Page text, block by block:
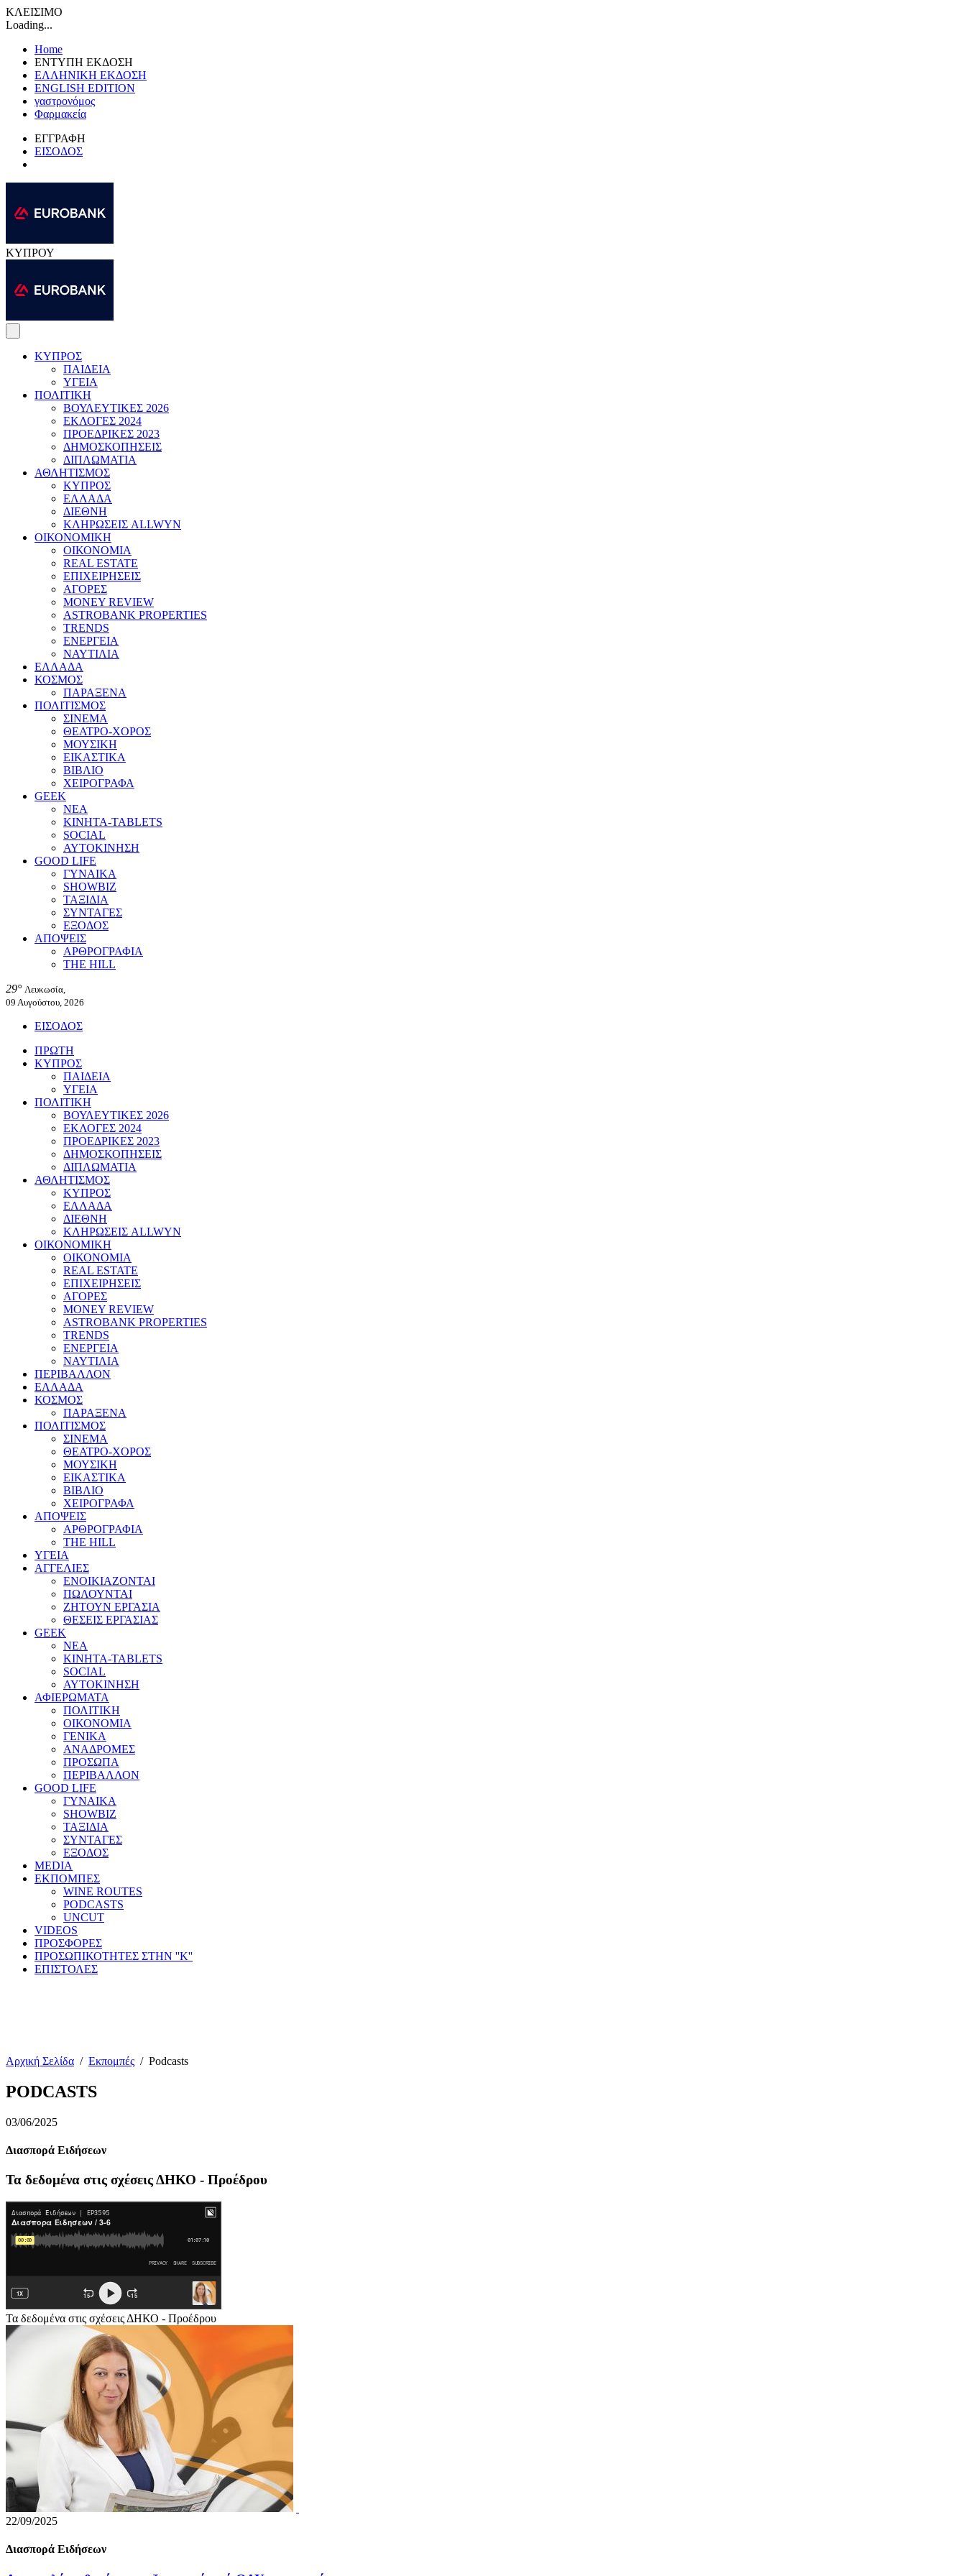
ΚΛΕΙΣΙΜΟ
Loading...
Home
ΕΝΤΥΠΗ ΕΚΔΟΣΗ
ΕΛΛΗΝΙΚΗ ΕΚΔΟΣΗ
ENGLISH EDITION
γαστρονόμος
Φαρμακεία
ΕΓΓΡΑΦΗ
ΕΙΣΟΔΟΣ
ΚΥΠΡΟΥ
ΚΥΠΡΟΣ
ΠΑΙΔΕΙΑ
ΥΓΕΙΑ
ΠΟΛΙΤΙΚΗ
ΒΟΥΛΕΥΤΙΚΕΣ 2026
ΕΚΛΟΓΕΣ 2024
ΠΡΟΕΔΡΙΚΕΣ 2023
ΔΗΜΟΣΚΟΠΗΣΕΙΣ
ΔΙΠΛΩΜΑΤΙΑ
ΑΘΛΗΤΙΣΜΟΣ
ΚΥΠΡΟΣ
ΕΛΛΑΔΑ
ΔΙΕΘΝΗ
ΚΛΗΡΩΣΕΙΣ ALLWYN
ΟΙΚΟΝΟΜΙΚΗ
ΟΙΚΟΝΟΜΙΑ
REAL ESTATE
ΕΠΙΧΕΙΡΗΣΕΙΣ
ΑΓΟΡΕΣ
MONEY REVIEW
ASTROBANK PROPERTIES
TRENDS
ΕΝΕΡΓΕΙΑ
ΝΑΥΤΙΛΙΑ
ΕΛΛΑΔΑ
ΚΟΣΜΟΣ
ΠΑΡΑΞΕΝΑ
ΠΟΛΙΤΙΣΜΟΣ
ΣΙΝΕΜΑ
ΘΕΑΤΡΟ-ΧΟΡΟΣ
ΜΟΥΣΙΚΗ
ΕΙΚΑΣΤΙΚΑ
ΒΙΒΛΙΟ
ΧΕΙΡΟΓΡΑΦΑ
GEEK
ΝΕΑ
ΚΙΝΗΤΑ-TABLETS
SOCIAL
ΑΥΤΟΚΙΝΗΣΗ
GOOD LIFE
ΓΥΝΑΙΚΑ
SHOWBIZ
ΤΑΞΙΔΙΑ
ΣΥΝΤΑΓΕΣ
ΕΞΟΔΟΣ
ΑΠΟΨΕΙΣ
ΑΡΘΡΟΓΡΑΦΙΑ
THE HILL
29° Λευκωσία,
09 Αυγούστου, 2026
ΕΙΣΟΔΟΣ
ΠΡΩΤΗ
ΚΥΠΡΟΣ
ΠΑΙΔΕΙΑ
ΥΓΕΙΑ
ΠΟΛΙΤΙΚΗ
ΒΟΥΛΕΥΤΙΚΕΣ 2026
ΕΚΛΟΓΕΣ 2024
ΠΡΟΕΔΡΙΚΕΣ 2023
ΔΗΜΟΣΚΟΠΗΣΕΙΣ
ΔΙΠΛΩΜΑΤΙΑ
ΑΘΛΗΤΙΣΜΟΣ
ΚΥΠΡΟΣ
ΕΛΛΑΔΑ
ΔΙΕΘΝΗ
ΚΛΗΡΩΣΕΙΣ ALLWYN
ΟΙΚΟΝΟΜΙΚΗ
ΟΙΚΟΝΟΜΙΑ
REAL ESTATE
ΕΠΙΧΕΙΡΗΣΕΙΣ
ΑΓΟΡΕΣ
MONEY REVIEW
ASTROBANK PROPERTIES
TRENDS
ΕΝΕΡΓΕΙΑ
ΝΑΥΤΙΛΙΑ
ΠΕΡΙΒΑΛΛΟΝ
ΕΛΛΑΔΑ
ΚΟΣΜΟΣ
ΠΑΡΑΞΕΝΑ
ΠΟΛΙΤΙΣΜΟΣ
ΣΙΝΕΜΑ
ΘΕΑΤΡΟ-ΧΟΡΟΣ
ΜΟΥΣΙΚΗ
ΕΙΚΑΣΤΙΚΑ
ΒΙΒΛΙΟ
ΧΕΙΡΟΓΡΑΦΑ
ΑΠΟΨΕΙΣ
ΑΡΘΡΟΓΡΑΦΙΑ
THE HILL
ΥΓΕΙΑ
ΑΓΓΕΛΙΕΣ
ΕΝΟΙΚΙΑΖΟΝΤΑΙ
ΠΩΛΟΥΝΤΑΙ
ΖΗΤΟΥΝ ΕΡΓΑΣΙΑ
ΘΕΣΕΙΣ ΕΡΓΑΣΙΑΣ
GEEK
ΝΕΑ
ΚΙΝΗΤΑ-TABLETS
SOCIAL
ΑΥΤΟΚΙΝΗΣΗ
ΑΦΙΕΡΩΜΑΤΑ
ΠΟΛΙΤΙΚΗ
ΟΙΚΟΝΟΜΙΑ
ΓΕΝΙΚΑ
ΑΝΑΔΡΟΜΕΣ
ΠΡΟΣΩΠΑ
ΠΕΡΙΒΑΛΛΟΝ
GOOD LIFE
ΓΥΝΑΙΚΑ
SHOWBIZ
ΤΑΞΙΔΙΑ
ΣΥΝΤΑΓΕΣ
ΕΞΟΔΟΣ
MEDIA
ΕΚΠΟΜΠΕΣ
WINE ROUTES
PODCASTS
UNCUT
VIDEOS
ΠΡΟΣΦΟΡΕΣ
ΠΡΟΣΩΠΙΚΟΤΗΤΕΣ ΣΤΗΝ ''Κ''
ΕΠΙΣΤΟΛΕΣ
Αρχική Σελίδα / Εκπομπές / Podcasts
PODCASTS
03/06/2025
Διασπορά Ειδήσεων
Τα δεδομένα στις σχέσεις ΔΗΚΟ - Προέδρου
Τα δεδομένα στις σχέσεις ΔΗΚΟ - Προέδρου
22/09/2025
Διασπορά Ειδήσεων